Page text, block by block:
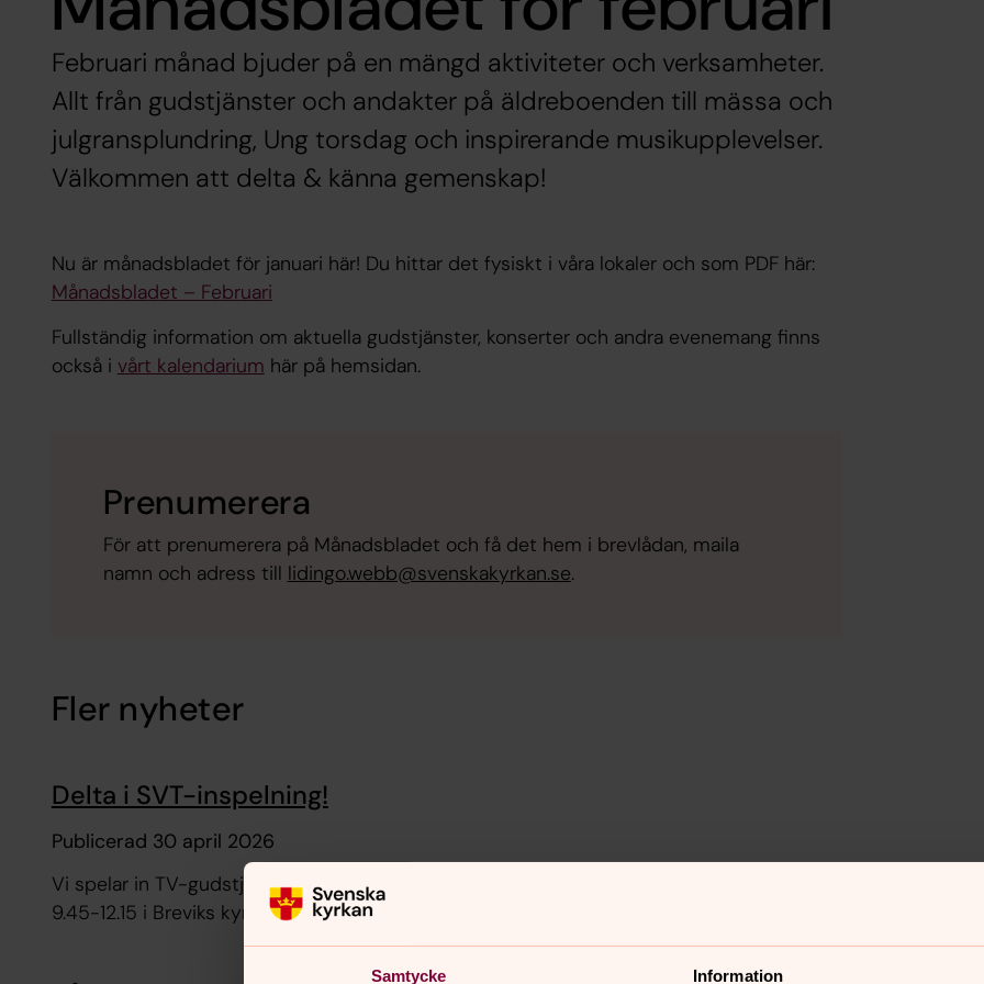
Samtycke Information
Februari månad bjuder på en mängd aktiviteter och verksamheter.
Allt från gudstjänster och andakter på äldreboenden till mässa och
julgransplundring, Ung torsdag och inspirerande musikupplevelser.
Välkommen att delta & känna gemenskap!
Nu är månadsbladet för januari här! Du hittar det fysiskt i våra lokaler och som PDF här:
Månadsbladet – Februari
Fullständig information om aktuella gudstjänster, konserter och andra evenemang finns
också i vårt kalendarium här på hemsidan.
Prenumerera
För att prenumerera på Månadsbladet och få det hem i brevlådan, maila
namn och adress till lidingo.webb@svenskakyrkan.se.
Fler nyheter
Delta i SVT-inspelning!
Publicerad 30 april 2026
Vi spelar in TV-gudstjänster lördag 5 september 9.45-11.45 och söndag 6 september
9.45-12.15 i Breviks kyrka